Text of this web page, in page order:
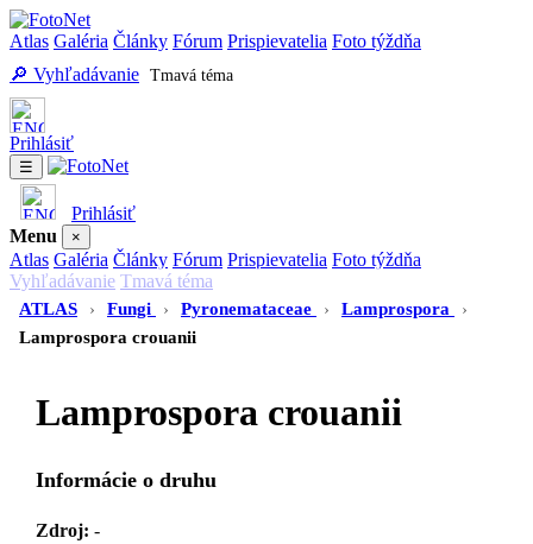
Atlas Galéria Články Fórum Prispievatelia Foto týždňa
🔎 Vyhľadávanie Tmavá téma
Prihlásiť
☰
Prihlásiť
Menu
×
Atlas Galéria Články Fórum Prispievatelia Foto týždňa
Vyhľadávanie Tmavá téma
ATLAS
› Fungi › Pyronemataceae › Lamprospora
›
Lamprospora crouanii
Lamprospora crouanii
Informácie o druhu
Zdroj: -